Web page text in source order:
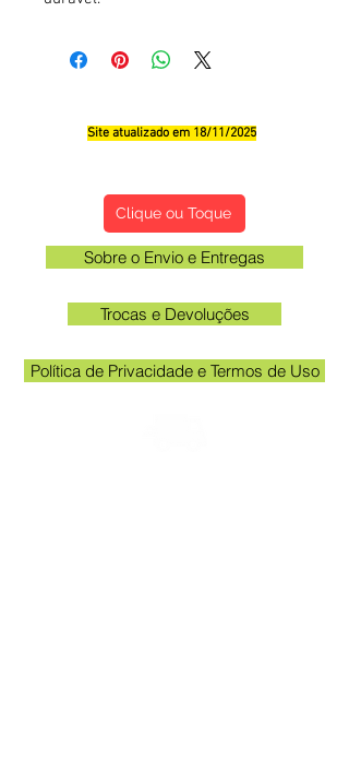
Site atualizado em 18/11/2025
Clique ou Toque
Sobre o Envio e Entregas
Trocas e Devoluções
Política de Privacidade e Termos de Uso